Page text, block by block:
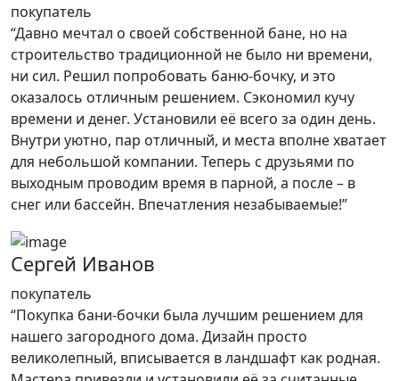
покупатель
“Давно мечтал о своей собственной бане, но на
строительство традиционной не было ни времени,
ни сил. Решил попробовать баню-бочку, и это
оказалось отличным решением. Сэкономил кучу
времени и денег. Установили её всего за один день.
Внутри уютно, пар отличный, и места вполне хватает
для небольшой компании. Теперь с друзьями по
выходным проводим время в парной, а после – в
снег или бассейн. Впечатления незабываемые!”
Сергей Иванов
покупатель
“Покупка бани-бочки была лучшим решением для
нашего загородного дома. Дизайн просто
великолепный, вписывается в ландшафт как родная.